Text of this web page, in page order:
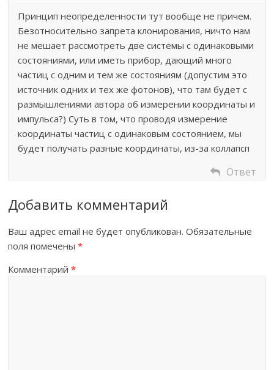
Принцип неопределенности тут вообще не причем.
Безотносительно запрета клонирования, ничто нам
не мешает рассмотреть две системы с одинаковыми
состояниями, или иметь прибор, дающий много
частиц с одним и тем же состояниям (допустим это
источник одних и тех же фотонов), что там будет с
размышлениями автора об измерении координаты и
импульса?) Суть в том, что проводя измерение
координаты частиц с одинаковым состоянием, мы
будет получать разные координаты, из-за коллапсп
Ответ
Добавить комментарий
Ваш адрес email не будет опубликован. Обязательные
поля помечены*
Комментарий*